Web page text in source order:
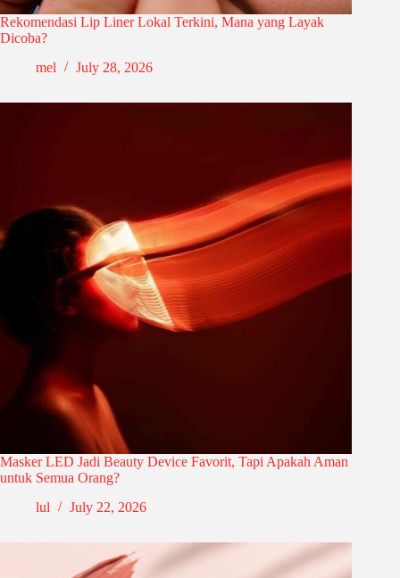
Rekomendasi Lip Liner Lokal Terkini, Mana yang Layak
Dicoba?
mel
July 28, 2026
Masker LED Jadi Beauty Device Favorit, Tapi Apakah Aman
untuk Semua Orang?
lul
July 22, 2026